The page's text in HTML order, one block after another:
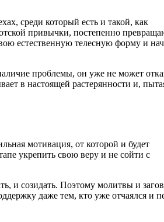
среди который есть и такой, как
привычки, постепенно
естественную телесную форму и
проблемы, он уже не может
в настоящей растерянности и,
мотивация, от которой и будет
укрепить свою веру и не сойти с
и созидать. Поэтому молитвы и
даже тем, кто уже отчаялся и